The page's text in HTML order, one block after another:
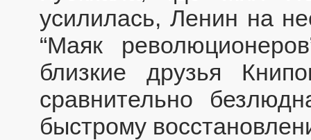
усилилась, Ленин на
“Маяк
близкие друзья
сравнительно
быстрому